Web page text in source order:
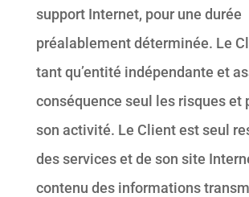
support Internet, pour une durée
préalablement déterminée. Le
tant qu’entité indépendante et
conséquence seul les risques et
son activité. Le Client est seul
des services et de son site
contenu des informations